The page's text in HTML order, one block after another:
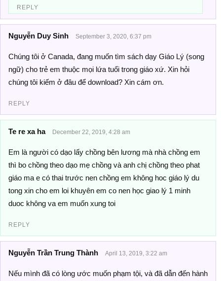
REPLY
Nguyễn Duy Sinh September 3, 2020, 6:37 pm
Chúng tôi ở Canada, đang muốn tìm sách dạy Giáo Lý (song
ngữ) cho trẻ em thuộc mọi lứa tuổi trong giáo xứ. Xin hỏi
chúng tôi kiếm ở đâu để download? Xin cám ơn.
REPLY
Te re xa ha December 22, 2019, 4:28 am
Em là người có dạo lấy chồng bên lương mà nhà chồng em
thì bo chồng theo dạo mẹ chồng và anh chị chồng theo phat
giáo ma e có thai trước nen chồng em không hoc giáo lý du
tong xin cho em loi khuyên em co nen học giao lý 1 minh
duoc không va em muốn xung toi
REPLY
Nguyễn Trần Trung Thành April 13, 2019, 3:22 am
Nếu mình đã có lòng ước muốn phạm tội, và đã dẫn đến hành